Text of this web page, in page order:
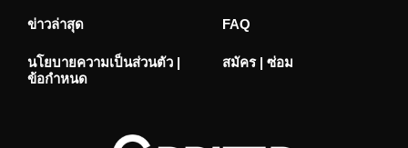
ข่าวล่าสุด FAQ
นโยบายความเป็นส่วนตัว |
ข้อกำหนด
สมัคร | ซ่อม